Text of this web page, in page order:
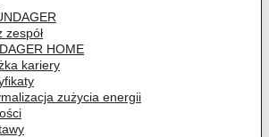
zespół
HOME
kariery
zużycia energii